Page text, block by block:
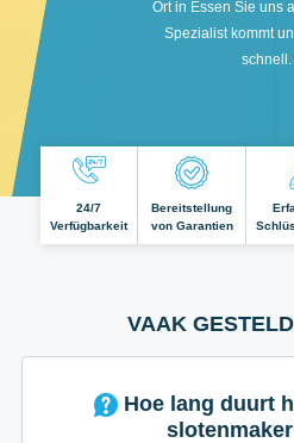
Ort in Essen Sie uns
Spezialist kommt
schnell.
24/7
Verfügbarkeit
Bereitstellung
von Garantien
VAAK